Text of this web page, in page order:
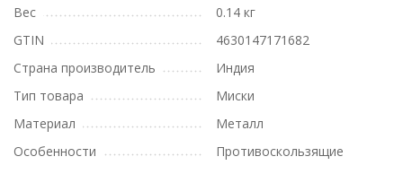
Вес
0.14 кг
GTIN
4630147171682
Страна производитель
Индия
Тип товара
Миски
Материал
Металл
Особенности
Противоскользящие